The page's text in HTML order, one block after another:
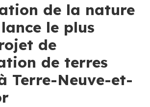
de la nature
le plus
de
de terres
Terre-Neuve-et-